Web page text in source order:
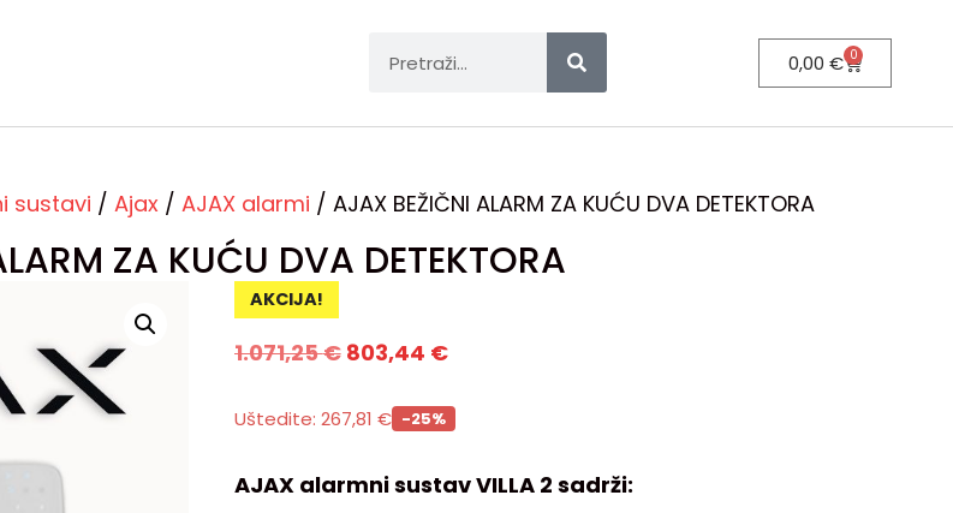
0,00€ 0
sustavi / Ajax / AJAX alarmi / AJAX BEŽIČNI ALARM ZA KUĆU DVA DETEKTORA
ZA KUĆU DVA DETEKTORA
AKCIJA!
1.071,25€ 803,44 €
Uštedite: 267,81 € -25%
AJAX alarmni sustav VILLA 2 sadrži: